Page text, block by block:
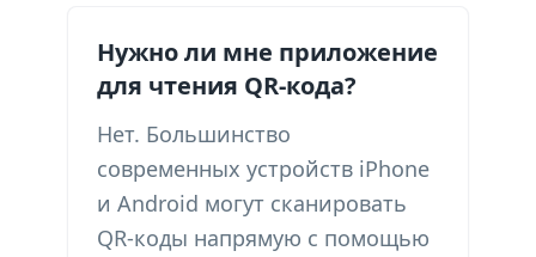
Нужно ли мне приложение
для чтения QR-кода?
Нет. Большинство
современных устройств iPhone
и Android могут сканировать
QR-коды напрямую с помощью